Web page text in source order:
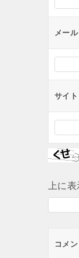
ョ
ン
メー
サイト
上に
コメン